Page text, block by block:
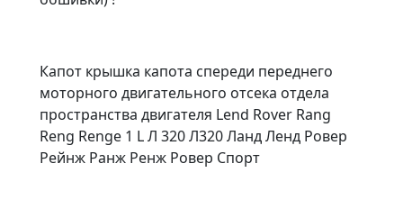
Капот крышка капота спереди переднего
моторного двигательного отсека отдела
пространства двигателя Lend Rover Rang
Reng Renge 1 L Л 320 Л320 Ланд Ленд Ровер
Рейнж Ранж Ренж Ровер Спорт